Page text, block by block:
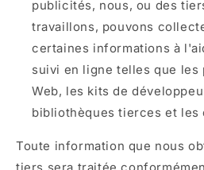
publicités, nous, ou des
travaillons, pouvons
certaines informations à
suivi en ligne telles que les
Web, les kits de
bibliothèques tierces et les
Toute information que nous
tiers sera traitée